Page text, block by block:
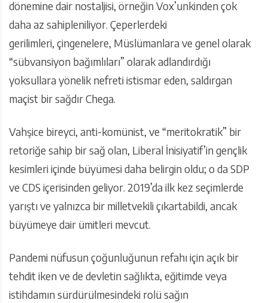
dönemine dair nostaljisi, örneğin Vox’unkinden çok
daha az sahipleniliyor. Çeperlerdeki
gerilimleri, çingenelere, Müslümanlara ve genel olarak
“sübvansiyon bağımlıları” olarak adlandırdığı
yoksullara yönelik nefreti istismar eden, saldırgan
maçist bir sağdır Chega.
Vahşice bireyci, anti-komünist, ve “meritokratik” bir
retoriğe sahip bir sağ olan, Liberal İnisiyatif’in gençlik
kesimleri içinde büyümesi daha belirgin oldu; o da SDP
ve CDS içerisinden geliyor. 2019’da ilk kez seçimlerde
yarıştı ve yalnızca bir milletvekili çıkartabildi, ancak
büyümeye dair ümitleri mevcut.
Pandemi nüfusun çoğunluğunun refahı için açık bir
tehdit iken ve de devletin sağlıkta, eğitimde veya
istihdamın sürdürülmesindeki rolü sağın